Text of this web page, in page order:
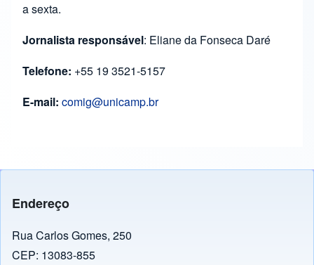
a sexta.
Jornalista responsável: Eliane da Fonseca Daré
Telefone: +55 19 3521-5157
E-mail: comig@unicamp.br
Endereço
Rua Carlos Gomes, 250
CEP: 13083-855